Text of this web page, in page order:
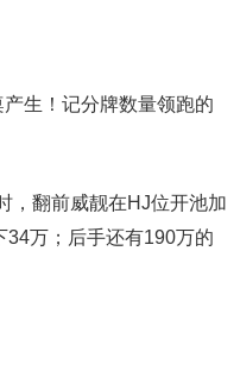
生！记分牌数量领跑的
，翻前威靓在HJ位开池加
万；后手还有190万的